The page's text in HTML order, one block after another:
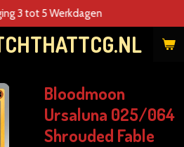
3 tot 5 Werkdagen
Bloodmoon
Ursaluna 025/064
Shrouded Fable